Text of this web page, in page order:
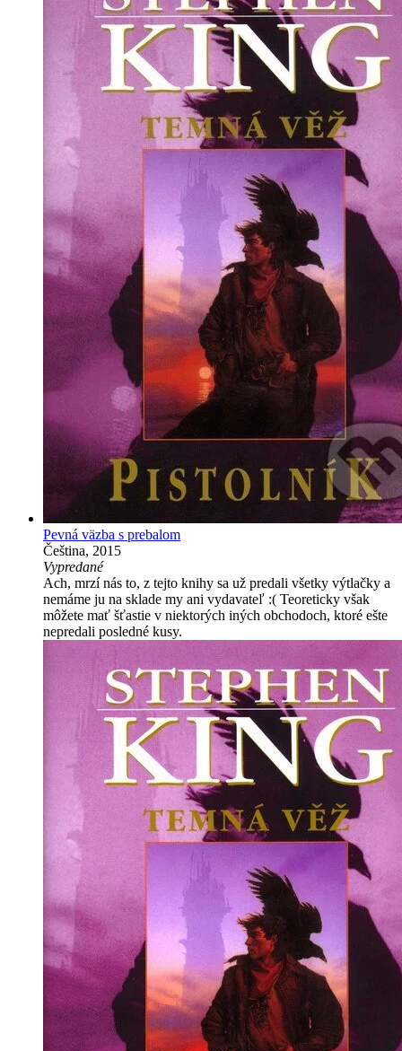
Pevná väzba s prebalom
Čeština, 2015
Vypredané
Ach, mrzí nás to, z tejto knihy sa už predali všetky výtlačky a
nemáme ju na sklade my ani vydavateľ :( Teoreticky však
môžete mať šťastie v niektorých iných obchodoch, ktoré ešte
nepredali posledné kusy.